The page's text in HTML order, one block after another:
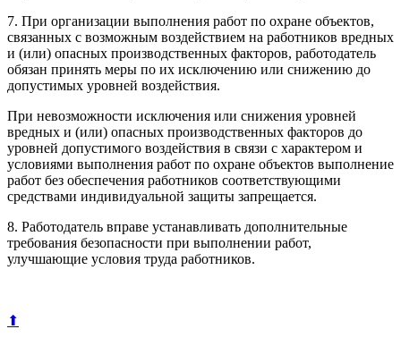
7. При организации выполнения работ по охране объектов,
связанных с возможным воздействием на работников вредных
и (или) опасных производственных факторов, работодатель
обязан принять меры по их исключению или снижению до
допустимых уровней воздействия.
При невозможности исключения или снижения уровней
вредных и (или) опасных производственных факторов до
уровней допустимого воздействия в связи с характером и
условиями выполнения работ по охране объектов выполнение
работ без обеспечения работников соответствующими
средствами индивидуальной защиты запрещается.
8. Работодатель вправе устанавливать дополнительные
требования безопасности при выполнении работ,
улучшающие условия труда работников.
⬆